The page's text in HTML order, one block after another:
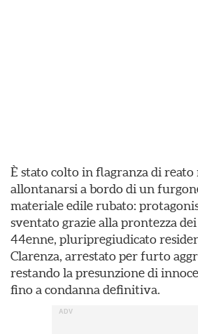
È stato colto in flagranza di
allontanarsi a bordo di un
materiale edile rubato:
sventato grazie alla prontezza
44enne, pluripregiudicato
Clarenza, arrestato per furto
restando la presunzione di
fino a condanna definitiva.